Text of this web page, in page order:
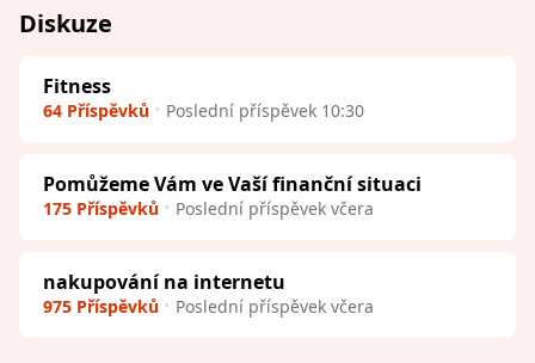
Diskuze
Fitness
64 Příspěvků Poslední příspěvek 10:30
Pomůžeme Vám ve Vaší finanční situaci
175 Příspěvků Poslední příspěvek včera
nakupování na internetu
975 Příspěvků Poslední příspěvek včera